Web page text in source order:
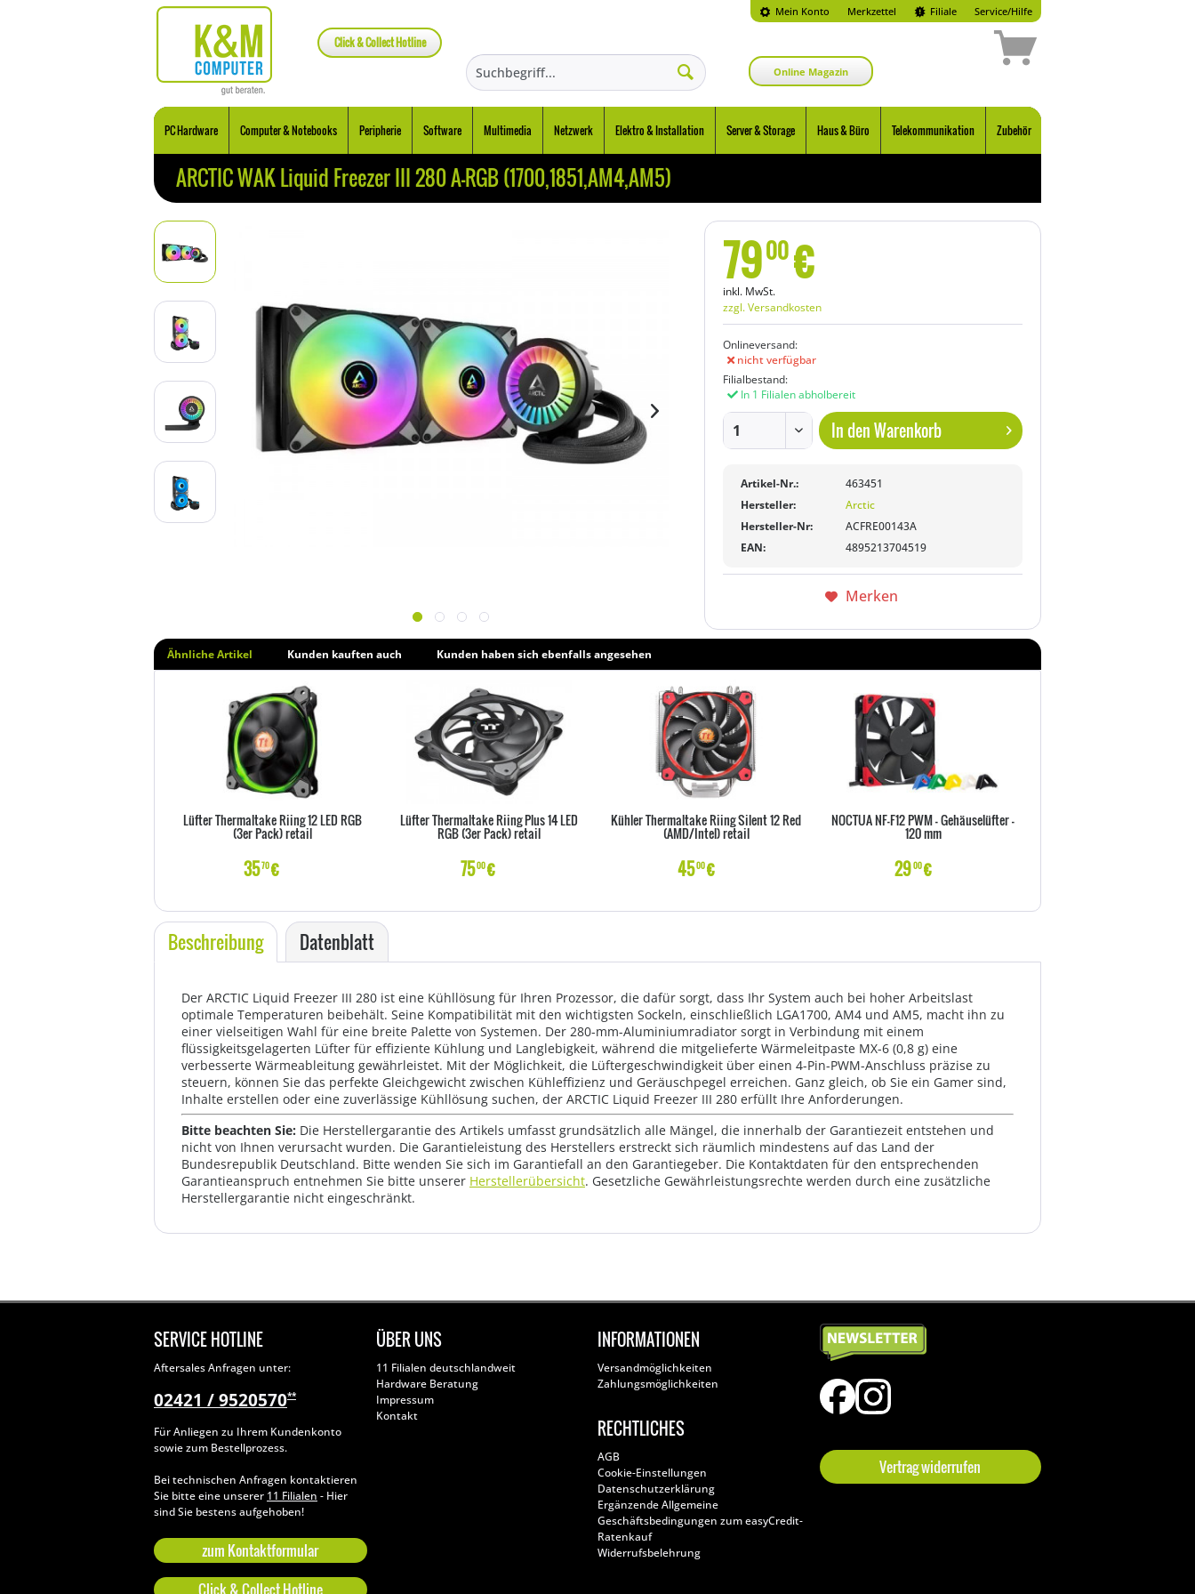
Mein Konto Merkzettel
Click & Collect Hotline
Filiale Service/Hilfe
Online Magazin
PC Hardware Computer & Notebooks Peripherie Software Multimedia Netzwerk Elektro & Installation Server & Storage Haus & Büro Telekommunikation Zubehör
ARCTIC WAK Liquid Freezer III 280 A-RGB (1700,1851,AM4,AM5)
7900€
inkl. MwSt.
zzgl. Versandkosten
Onlineversand:
nicht verfügbar
Filialbestand:
In 1 Filialen abholbereit
In denWarenkorb
Artikel-Nr.:
463451
Hersteller:
Arctic
Hersteller-Nr:
ACFRE00143A
EAN:
4895213704519
Merken
Ähnliche Artikel Kunden kauften auch Kunden haben sich ebenfalls angesehen
Lüfter Thermaltake Riing 12 LED RGB
(3er Pack) retail
3570€
Lüfter Thermaltake Riing Plus 14 LED
RGB (3er Pack) retail
7500€
Kühler Thermaltake Riing Silent 12 Red
(AMD/Intel) retail
4500€
NOCTUA NF-F12 PWM - Gehäuselüfter -
120 mm
2900€
Beschreibung Datenblatt
Der ARCTIC Liquid Freezer III 280 ist eine Kühllösung für Ihren Prozessor, die dafür sorgt, dass Ihr System auch bei hoher Arbeitslast
optimale Temperaturen beibehält. Seine Kompatibilität mit den wichtigsten Sockeln, einschließlich LGA1700, AM4 und AM5, macht ihn zu
einer vielseitigen Wahl für eine breite Palette von Systemen. Der 280-mm-Aluminiumradiator sorgt in Verbindung mit einem
flüssigkeitsgelagerten Lüfter für effiziente Kühlung und Langlebigkeit, während die mitgelieferte Wärmeleitpaste MX-6 (0,8 g) eine
verbesserte Wärmeableitung gewährleistet. Mit der Möglichkeit, die Lüftergeschwindigkeit über einen 4-Pin-PWM-Anschluss präzise zu
steuern, können Sie das perfekte Gleichgewicht zwischen Kühleffizienz und Geräuschpegel erreichen. Ganz gleich, ob Sie ein Gamer sind,
Inhalte erstellen oder eine zuverlässige Kühllösung suchen, der ARCTIC Liquid Freezer III 280 erfüllt Ihre Anforderungen.
Bitte beachten Sie: Die Herstellergarantie des Artikels umfasst grundsätzlich alle Mängel, die innerhalb der Garantiezeit entstehen und
nicht von Ihnen verursacht wurden. Die Garantieleistung des Herstellers erstreckt sich räumlich mindestens auf das Land der
Bundesrepublik Deutschland. Bitte wenden Sie sich im Garantiefall an den Garantiegeber. Die Kontaktdaten für den entsprechenden
Garantieanspruch entnehmen Sie bitte unserer Herstellerübersicht. Gesetzliche Gewährleistungsrechte werden durch eine zusätzliche
Herstellergarantie nicht eingeschränkt.
SERVICE HOTLINE
Aftersales Anfragen unter:
02421 / 9520570**
Für Anliegen zu Ihrem Kundenkonto
sowie zum Bestellprozess.
Bei technischen Anfragen kontaktieren
Sie bitte eine unserer 11 Filialen - Hier
sind Sie bestens aufgehoben!
zum Kontaktformular
Click & Collect Hotline
ÜBER UNS
11 Filialen deutschlandweit
Hardware Beratung
Impressum
Kontakt
INFORMATIONEN
Versandmöglichkeiten
Zahlungsmöglichkeiten
RECHTLICHES
AGB
Cookie-Einstellungen
Datenschutzerklärung
Ergänzende Allgemeine
Geschäftsbedingungen zum easyCredit-
Ratenkauf
Widerrufsbelehrung
Vertrag widerrufen